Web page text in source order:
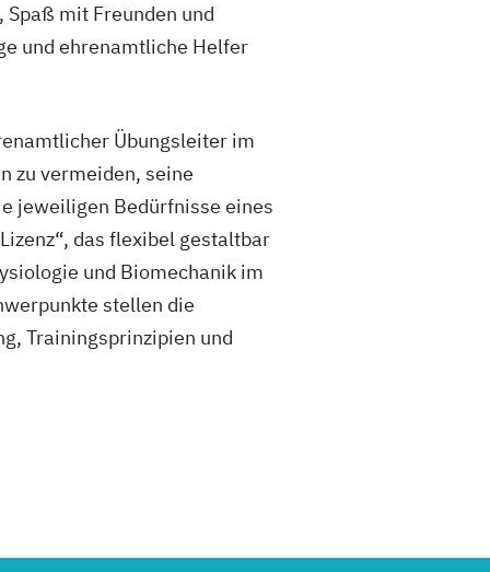
mit Freunden und
und ehrenamtliche Helfer
Übungsleiter im
zu vermeiden, seine
jeweiligen Bedürfnisse eines
das flexibel gestaltbar
und Biomechanik im
stellen die
Trainingsprinzipien und